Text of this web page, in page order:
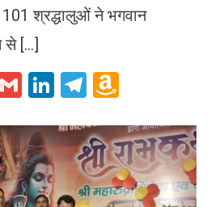
श्रद्धालुओं ने भगवान
से […]
CopyGmailLinkedIn
Telegram
List